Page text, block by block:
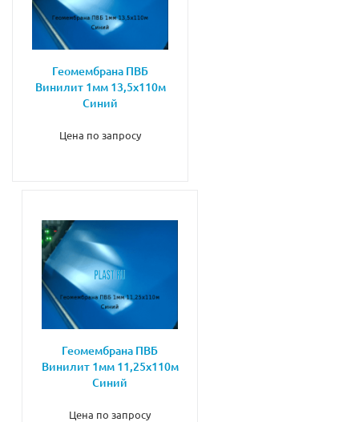
Геомембрана ПВБ
Винилит 1мм 13,5х110м
Синий
Цена по запросу
Геомембрана ПВБ
Винилит 1мм 11,25х110м
Синий
Цена по запросу